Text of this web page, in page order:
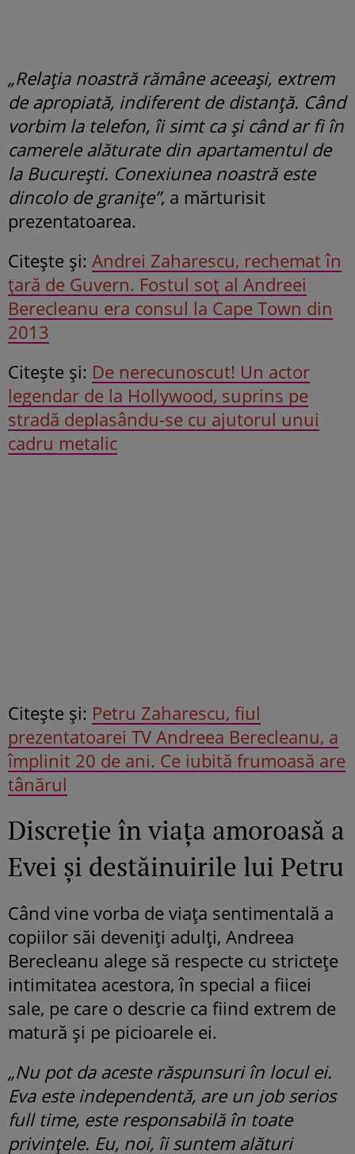
„Relația noastră rămâne aceeași, extrem
de apropiată, indiferent de distanță. Când
vorbim la telefon, îi simt ca și când ar fi în
camerele alăturate din apartamentul de
la București. Conexiunea noastră este
dincolo de granițe”, a mărturisit
prezentatoarea.
Citeşte şi: Andrei Zaharescu, rechemat în
țară de Guvern. Fostul soț al Andreei
Berecleanu era consul la Cape Town din
2013
Citeşte şi: De nerecunoscut! Un actor
legendar de la Hollywood, suprins pe
stradă deplasându-se cu ajutorul unui
cadru metalic
Citeşte şi: Petru Zaharescu, fiul
prezentatoarei TV Andreea Berecleanu, a
împlinit 20 de ani. Ce iubită frumoasă are
tânărul
Discreție în viața amoroasă a
Evei și destăinuirile lui Petru
Când vine vorba de viața sentimentală a
copiilor săi deveniți adulți, Andreea
Berecleanu alege să respecte cu strictețe
intimitatea acestora, în special a fiicei
sale, pe care o descrie ca fiind extrem de
matură și pe picioarele ei.
„Nu pot da aceste răspunsuri în locul ei.
Eva este independentă, are un job serios
full time, este responsabilă în toate
privințele. Eu, noi, îi suntem alături